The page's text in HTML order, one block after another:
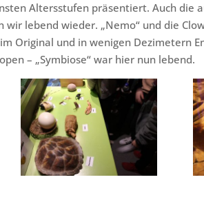
Altersstufen präsentiert. Auch die
lebend wieder. „Nemo“ und die
Original und in wenigen Dezimetern
– „Symbiose“ war hier nun lebend.